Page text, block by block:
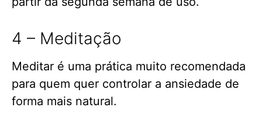
4 – Meditação
Meditar é uma prática muito recomendada
para quem quer controlar a ansiedade de
forma mais natural.